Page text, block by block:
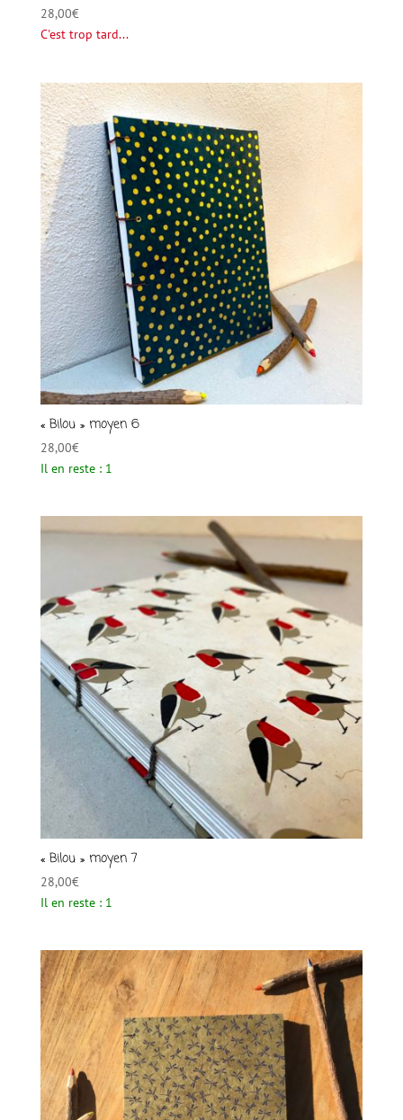
28,00€
C'est trop tard...
« Bilou » moyen 6
28,00€
Il en reste : 1
« Bilou » moyen 7
28,00€
Il en reste : 1